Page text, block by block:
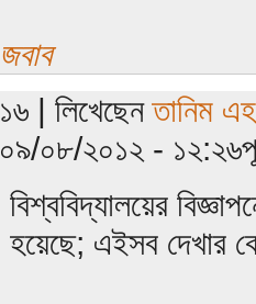
জবাব
১৬ | লিখেছেনতানিম
০৯/০৮/২০১২ -
বিশ্ববিদ্যালয়ের
হয়েছে; এইসব দেখার